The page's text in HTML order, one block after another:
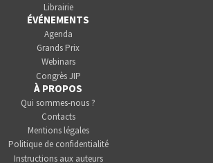
Librairie
ÉVÉNEMENTS
Agenda
Grands Prix
Webinars
Congrès JIP
À PROPOS
Qui sommes-nous ?
Contacts
Mentions légales
Politique de confidentialité
Instructions aux auteurs